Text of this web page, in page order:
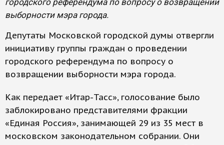
городского референдума по вопросу о возвращении
выборности мэра города.
Депутаты Московской городской думы отвергли
инициативу группы граждан о проведении
городского референдума по вопросу о
возвращении выборности мэра города.
Как передает «Итар-Тасс», голосование было
заблокировано представителями фракции
«Единая Россия», занимающей 29 из 35 мест в
московском законодательном собрании. Они